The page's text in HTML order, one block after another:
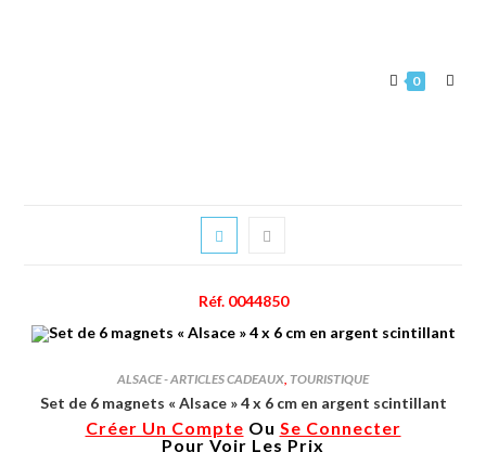
0
Réf. 0044850
ALSACE - ARTICLES CADEAUX, TOURISTIQUE
Set de 6 magnets « Alsace » 4 x 6 cm en argent scintillant
Créer Un Compte Ou Se Connecter
Pour Voir Les Prix